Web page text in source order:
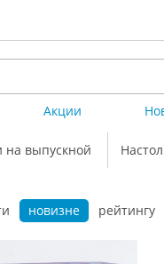
Акции
на выпускной
новизне рейтингу